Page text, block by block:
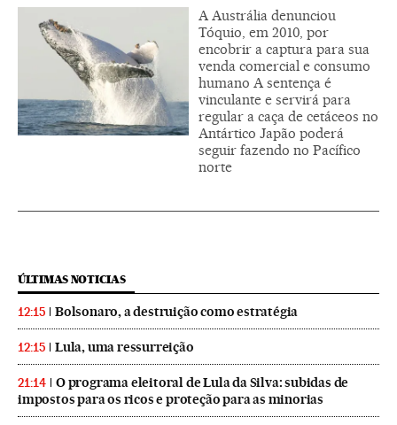
A Austrália denunciou
Tóquio, em 2010, por
encobrir a captura para sua
venda comercial e consumo
humano A sentença é
vinculante e servirá para
regular a caça de cetáceos no
Antártico Japão poderá
seguir fazendo no Pacífico
norte
ÚLTIMAS NOTICIAS
12:15 Bolsonaro, a destruição como estratégia
12:15 Lula, uma ressurreição
21:14
O programa eleitoral de Lula da Silva: subidas de
impostos para os ricos e proteção para as minorias